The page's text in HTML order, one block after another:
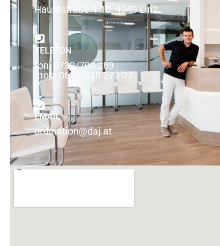
Hauptstraße 4-10, 4040 Linz
TELEFON
fon: 0732/700 289
mob: 0677/638 273 07
EMAIL
ordination@daj.at